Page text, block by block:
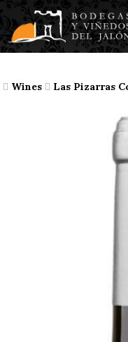
Wines Las Pizarras